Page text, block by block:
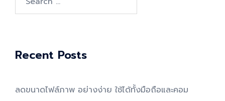
for:
Recent Posts
ลดขนาดไฟล์ภาพ อย่างง่าย ใช้ได้ทั้งมือถือและคอม